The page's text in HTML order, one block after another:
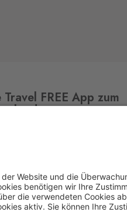
Travel FREE App zum
uns auf Social Media